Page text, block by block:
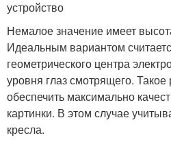
устройство
Немалое значение имеет
Идеальным вариантом
геометрического центра
уровня глаз смотрящего.
обеспечить максимально
картинки. В этом случае
кресла.